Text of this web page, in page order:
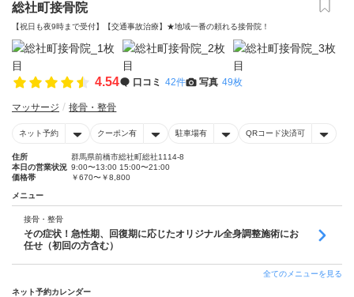
総社町接骨院
【祝日も夜9時まで受付】【交通事故治療】★地域一番の頼れる接骨院！
4.54 口コミ 42件 写真 49枚
マッサージ 接骨・整骨
ネット予約 クーポン有 駐車場有 QRコード決済可
住所
群馬県前橋市総社町総社1114-8
本日の営業状況 9:00〜13:00 15:00〜21:00
価格帯
￥670〜￥8,800
メニュー
接骨・整骨
その症状！急性期、回復期に応じたオリジナル全身調整施術にお
任せ（初回の方含む）
全てのメニューを見る
ネット予約カレンダー